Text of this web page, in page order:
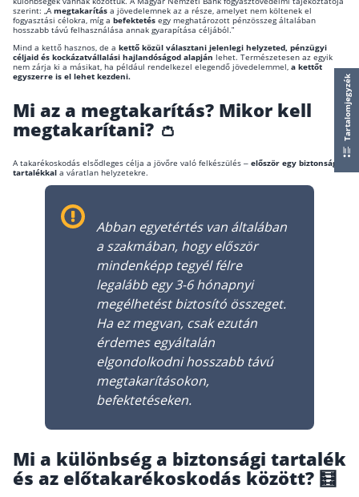
Nyugdíj kisokos – A magyar nyugdíjrendszer
Egyszerű Állami Nyugdíjkalkulátor
Önkéntes Nyugdíjpénztárak hozamai
Nyugdíjbiztosítás
Nyugdíjbiztosítás vagy NYESZ? Melyik a jobb?
Önkéntes nyugdíjpénztár vagy
KATA Nyugdíj: így használd ki az
Nyugdíjbiztosítás kalkulátor
Nyugdíjbiztosítás hozamok
Nyugdíjbiztosítás költségek
Életbiztosítások
Balesetbiztosítás
Csoportos életbiztosítás
Megtakarítással kombinált életbiztosítás
szerint: „Amegtakarítás a jövedelemnek az a része, amelyet nem költenek el
fogyasztási célokra, míg a befektetés egy meghatározott pénzösszeg általában
hosszabb távú felhasználása annak gyarapítása céljából.”
Mind a kettő hasznos, de a kettő közül választani jelenlegi helyzeted, pénzügyi
céljaid és kockázatvállalási hajlandóságod alapján lehet. Természetesen az egyik
nem zárja ki a másikat, ha például rendelkezel elegendő jövedelemmel, a kettőt
egyszerre is el lehet kezdeni.
Mi az a megtakarítás? Mikor kell
megtakarítani? 👛
A takarékoskodás elsődleges célja a jövőre való felkészülés – először egy biztonsági
tartalékkal a váratlan helyzetekre.
Abban egyetértés van általában
a szakmában, hogy először
mindenképp tegyél félre
legalább egy 3-6 hónapnyi
megélhetést biztosító összeget.
Ha ez megvan, csak ezután
érdemes egyáltalán
elgondolkodni hosszabb távú
megtakarításokon,
befektetéseken.
Mi a különbség a biztonsági tartalék
és az előtakarékoskodás között? 🧮
Tartalomjegyzék